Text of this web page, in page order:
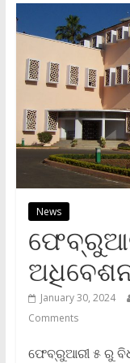
News
January 30, 2024
Comments
ଫେବ୍ରୁଆରୀ ୫ ରୁ